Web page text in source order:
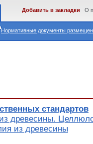
Нормативные документы
Добавить в закладки О
стандартов
древесины.
из древесины